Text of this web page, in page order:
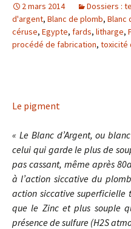
2 mars 2014 Dossiers :
d'argent, Blanc de plomb, Blanc
céruse, Egypte, fards, litharge,
procédé de fabrication, toxicité
Le pigment
« Le Blanc d’Argent, ou
celui qui garde le plus de
pas cassant, même après
à l’action siccative du
action siccative superficielle
que le Zinc et plus souple
présence de sulfure (H2S